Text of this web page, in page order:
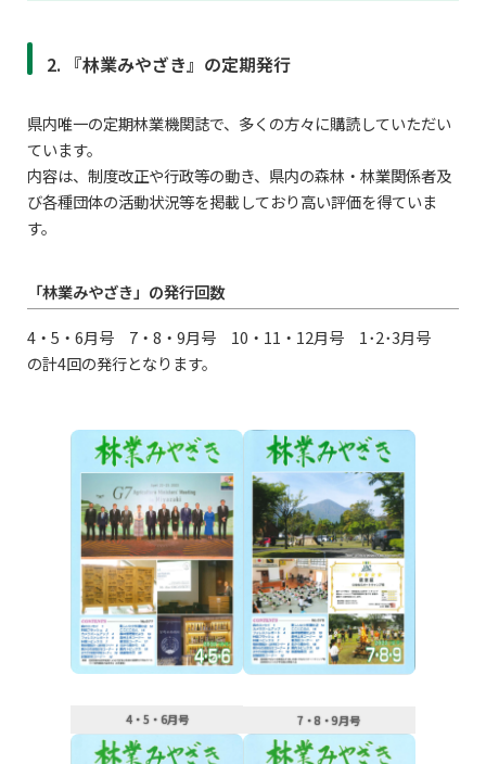
2. 『林業みやざき』の定期発行
県内唯一の定期林業機関誌で、多くの方々に購読していただい
ています。
内容は、制度改正や行政等の動き、県内の森林・林業関係者及
び各種団体の活動状況等を掲載しており高い評価を得ていま
す。
「林業みやざき」の発行回数
4・5・6月号 7・8・9月号 10・11・12月号 1･2･3月号
の計4回の発行となります。
4・5・6月号 7・8・9月号